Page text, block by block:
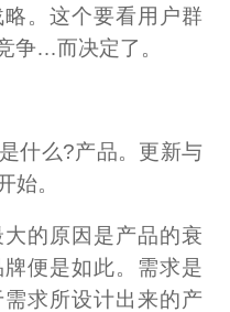
。这个要看用户群
争…而决定了。
什么?产品。更新与
始。
的原因是产品的衰
便是如此。需求是
求所设计出来的产